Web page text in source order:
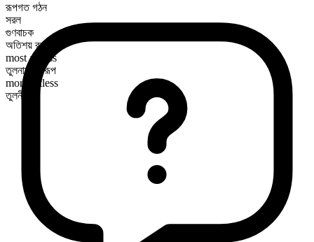
রূপগত গঠন
সরল
গুণবাচক
অতিশয় রূপ
most artless
তুলনামূলক রূপ
more artless
তুলনীয়